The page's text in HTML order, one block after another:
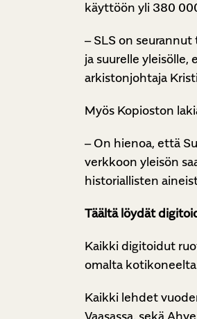
käyttöön yli 380
– SLS on
ja suurelle
arkistonjohtaja
Myös Kopioston
– On hienoa, että
verkkoon yleisön
historiallisten
Täältä löydät
Kaikki digitoidut
omalta
Kaikki lehdet
Vaasassa, sekä